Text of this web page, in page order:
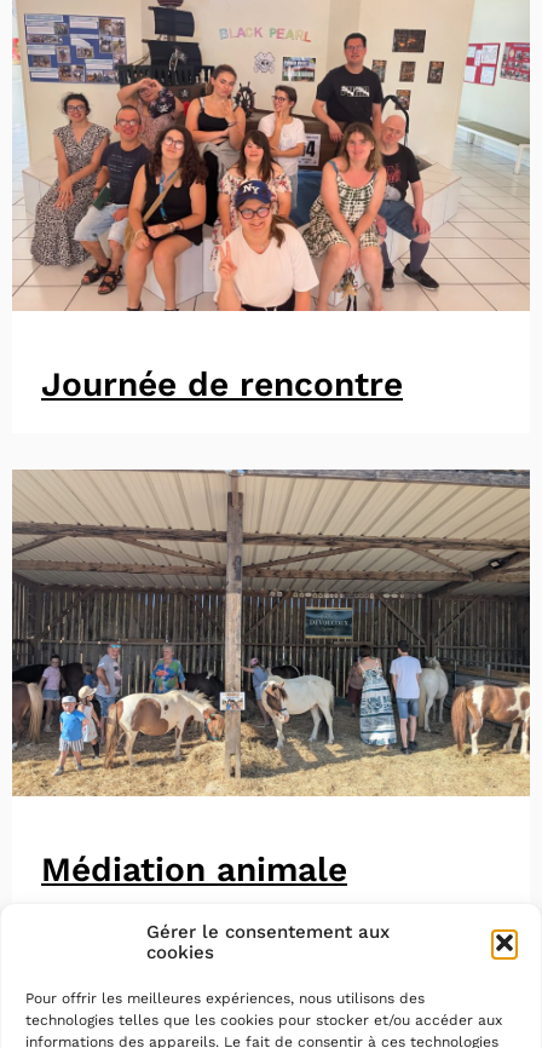
Gérer le consentement aux
cookies
Pour offrir les meilleures expériences, nous utilisons des
technologies telles que les cookies pour stocker et/ou accéder aux
informations des appareils. Le fait de consentir à ces technologies
Journée de rencontre
Médiation animale